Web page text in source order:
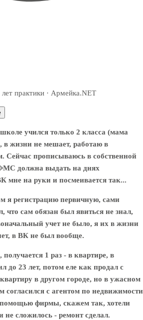
практики · Армейка.NET
учился только 2 класса (мама
в жизни не мешает, работаю в
Сейчас прописываюсь в собственной
должна выдать на днях
мне на руки и посмеивается так...
я регистрацию первичную, сами
что сам обязан был явиться не знал,
учет не было, я их в жизни
в ВК не был вообще.
1 раз - в квартире, в
до 23 лет, потом еле как продал с
в другом городе, но в ужасном
согласился с агентом по недвижимости
фирмы, скажем так, хотели
не сложилось - ремонт сделал.